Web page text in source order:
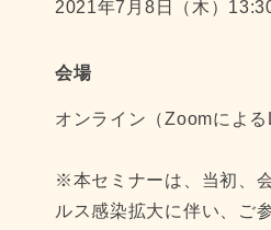
2021年7月8日（木）
会場
オンライン（Zoomによる
※本セミナーは、当初、
ルス感染拡大に伴い、ご